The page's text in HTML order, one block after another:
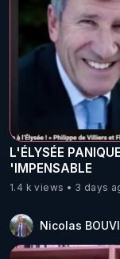
L'ÉLYSÉE
'IMPENSABLE
1.4 k views 3 days
Nicolas